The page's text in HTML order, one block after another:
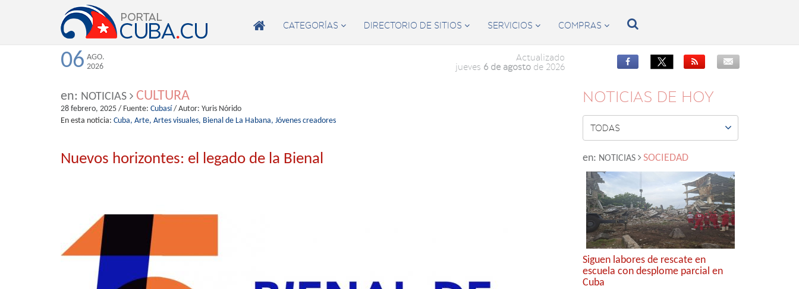
 CATEGORÍAS  DIRECTORIO DE SITIOS  SERVICIOS  COMPRAS  
06 AGO.
2026
Actualizado
jueves 6 de agostode 2026


en: NOTICIAS CULTURA
28 febrero, 2025 / Fuente: Cubasí / Autor: Yuris Nórido
En esta noticia: Cuba, Arte, Artes visuales, Bienal de La Habana, Jóvenes creadores
Nuevos horizontes: el legado de la Bienal
NOTICIAS DE HOY
TODAS 
en: NOTICIAS SOCIEDAD
Siguen labores de rescate en
escuela con desplome parcial en
Cuba